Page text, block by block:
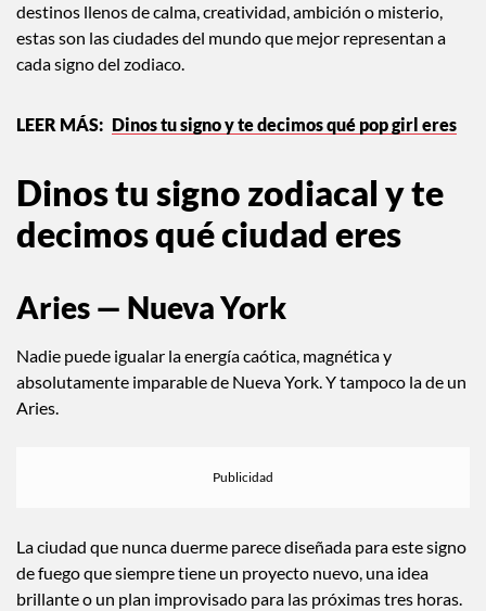
destinos llenos de calma, creatividad, ambición o misterio,
estas son las ciudades del mundo que mejor representan a
cada signo del zodiaco.
Dinos tu signo y te decimos qué pop girl eres
Dinos tu signo zodiacal y te
decimos qué ciudad eres
Aries — Nueva York
Nadie puede igualar la energía caótica, magnética y
absolutamente imparable de Nueva York. Y tampoco la de un
Aries.
La ciudad que nunca duerme parece diseñada para este signo
de fuego que siempre tiene un proyecto nuevo, una idea
brillante o un plan improvisado para las próximas tres horas.